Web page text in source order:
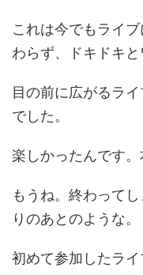
これは今でもライ
わらず、ドキドキと
目の前に広がるラ
でした。
楽しかったんです。
もうね。終わって
りのあとのような。
初めて参加したラ